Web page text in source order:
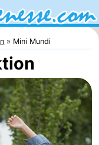
Mini Mundi